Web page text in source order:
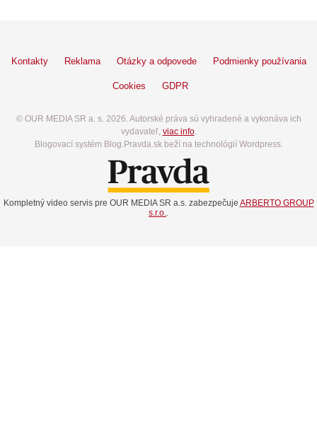
Kontakty Reklama Otázky a odpovede Podmienky používania
Cookies GDPR
© OUR MEDIA SR a. s. 2026. Autorské práva sú vyhradené a vykonáva ich
vydavateľ, viac info.
Blogovací systém Blog.Pravda.sk beží na technológií Wordpress.
Kompletný video servis pre OUR MEDIA SR a.s. zabezpečuje ARBERTO GROUP
s.r.o.